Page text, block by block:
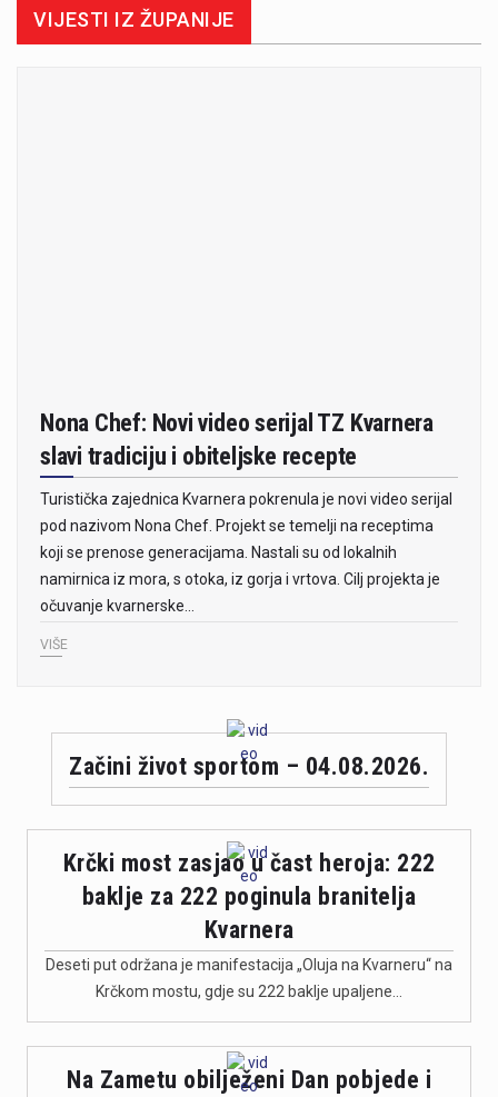
VIJESTI IZ ŽUPANIJE
Nona Chef: Novi video serijal TZ Kvarnera
slavi tradiciju i obiteljske recepte
Turistička zajednica Kvarnera pokrenula je novi video serijal
pod nazivom Nona Chef. Projekt se temelji na receptima
koji se prenose generacijama. Nastali su od lokalnih
namirnica iz mora, s otoka, iz gorja i vrtova. Cilj projekta je
očuvanje kvarnerske…
VIŠE
Začini život sportom – 04.08.2026.
Krčki most zasjao u čast heroja: 222
baklje za 222 poginula branitelja
Kvarnera
Deseti put održana je manifestacija „Oluja na Kvarneru“ na
Krčkom mostu, gdje su 222 baklje upaljene…
Na Zametu obilježeni Dan pobjede i